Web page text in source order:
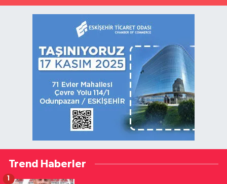
Trend Haberler
1